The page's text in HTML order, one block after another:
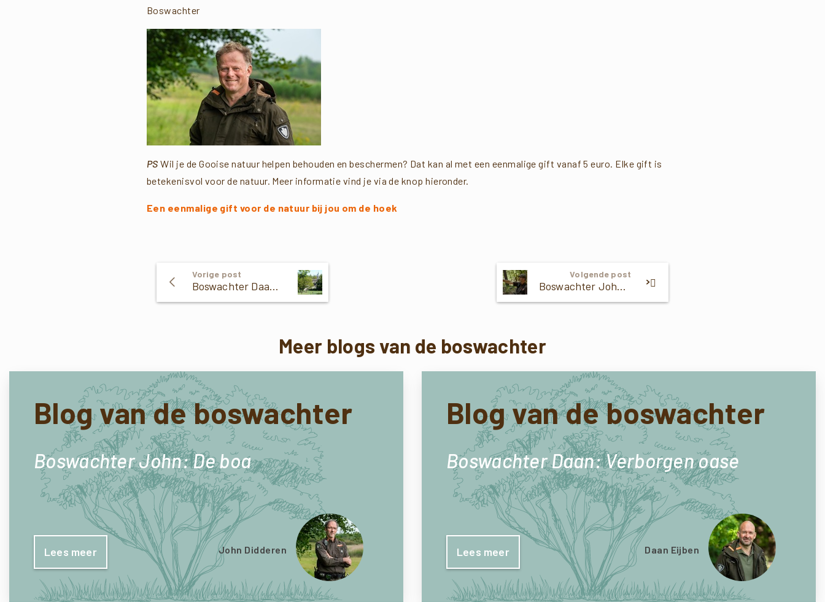
Boswachter
PS Wil je de Gooise natuur helpen behouden en beschermen? Dat kan al met een eenmalige gift vanaf 5 euro. Elke gift is
betekenisvol voor de natuur. Meer informatie vind je via de knop hieronder.
Een eenmalige gift voor de natuur bij jou om de hoek
Verder
Lezen
Vorige post
Boswachter Daan: Verborgen oase
Volgende post
Boswachter John: De boa
Meer blogs van de boswachter
Blog van de boswachter
Boswachter John: De boa
Lees meer John Didderen
Blog van de boswachter
Boswachter Daan: Verborgen oase
Lees meer Daan Eijben